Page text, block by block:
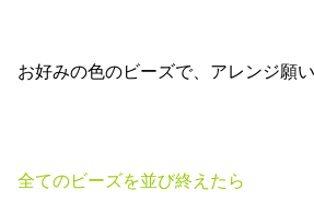
お好みの色のビーズで、アレンジ願い
全てのビーズを並び終えたら